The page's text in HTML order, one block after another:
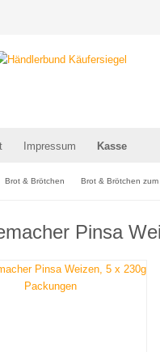
Impressum Kasse
Brot & Brötchen Brot & Brötchen zum
Pinsa